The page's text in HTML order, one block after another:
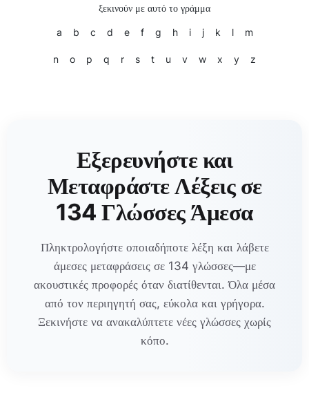
ξεκινούν με αυτό το γράμμα
a b c d e f g h i j k l m
n o p q r s t u v w x y z
Εξερευνήστε και
Μεταφράστε Λέξεις σε
134 Γλώσσες Άμεσα
Πληκτρολογήστε οποιαδήποτε λέξη και λάβετε
άμεσες μεταφράσεις σε 134 γλώσσες—με
ακουστικές προφορές όταν διατίθενται. Όλα μέσα
από τον περιηγητή σας, εύκολα και γρήγορα.
Ξεκινήστε να ανακαλύπτετε νέες γλώσσες χωρίς
κόπο.